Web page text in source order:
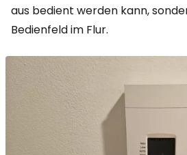
aus bedient werden kann,
Bedienfeld im Flur.